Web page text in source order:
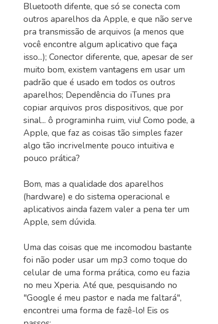
Bluetooth difente, que só se conecta com
outros aparelhos da Apple, e que não serve
pra transmissão de arquivos (a menos que
você encontre algum aplicativo que faça
isso...); Conector diferente, que, apesar de ser
muito bom, existem vantagens em usar um
padrão que é usado em todos os outros
aparelhos; Dependência do iTunes pra
copiar arquivos pros dispositivos, que por
sinal... ô programinha ruim, viu! Como pode, a
Apple, que faz as coisas tão simples fazer
algo tão incrivelmente pouco intuitiva e
pouco prática?
Bom, mas a qualidade dos aparelhos
(hardware) e do sistema operacional e
aplicativos ainda fazem valer a pena ter um
Apple, sem dúvida.
Uma das coisas que me incomodou bastante
foi não poder usar um mp3 como toque do
celular de uma forma prática, como eu fazia
no meu Xperia. Até que, pesquisando no
"Google é meu pastor e nada me faltará",
encontrei uma forma de fazê-lo! Eis os